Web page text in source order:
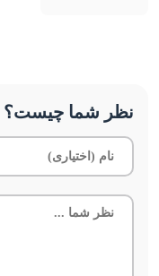
نظر شما چیست؟